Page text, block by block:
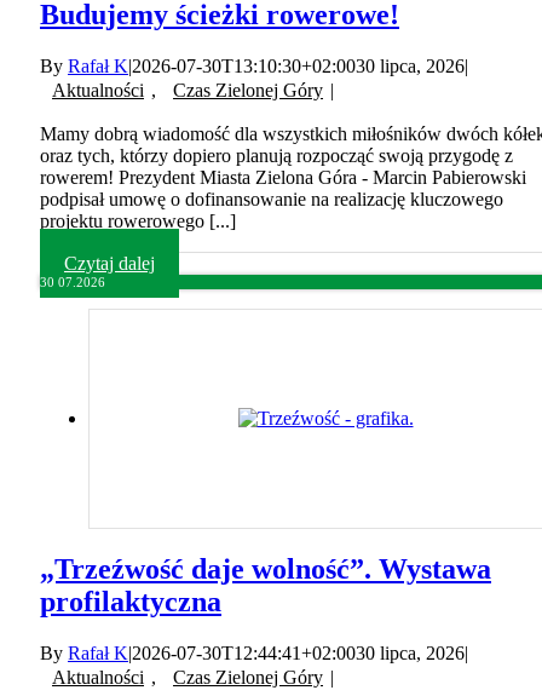
Budujemy ścieżki rowerowe!
By Rafał K|2026-07-30T13:10:30+02:0030 lipca, 2026|
Aktualności , Czas Zielonej Góry |
Mamy dobrą wiadomość dla wszystkich miłośników dwóch
oraz tych, którzy dopiero planują rozpocząć swoją przygodę z
rowerem! Prezydent Miasta Zielona Góra - Marcin Pabierowski
podpisał umowę o dofinansowanie na realizację kluczowego
projektu rowerowego [...]
Czytaj dalej
30 07.2026
„Trzeźwość daje wolność”. Wystawa
profilaktyczna
By Rafał K|2026-07-30T12:44:41+02:0030 lipca, 2026|
Aktualności , Czas Zielonej Góry |